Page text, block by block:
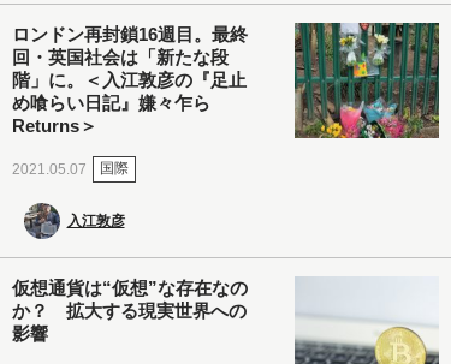
ロンドン再封鎖16週目。最終
回・英国社会は「新たな段
階」に。＜入江敦彦の『足止
め喰らい日記』嫌々乍ら
Returns＞
2021.05.07 国際
入江敦彦
仮想通貨は“仮想”な存在なの
か？ 拡大する現実世界への
影響